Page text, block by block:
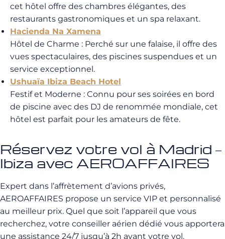
cet hôtel offre des chambres élégantes, des
restaurants gastronomiques et un spa relaxant.
Hacienda Na Xamena
Hôtel de Charme : Perché sur une falaise, il offre des
vues spectaculaires, des piscines suspendues et un
service exceptionnel.
Ushuaïa Ibiza Beach Hotel
Festif et Moderne : Connu pour ses soirées en bord
de piscine avec des DJ de renommée mondiale, cet
hôtel est parfait pour les amateurs de fête.
Réservez votre vol à Madrid –
Ibiza avec AEROAFFAIRES
Expert dans l’affrètement d’avions privés,
AEROAFFAIRES propose un service VIP et personnalisé
au meilleur prix. Quel que soit l’appareil que vous
recherchez, votre conseiller aérien dédié vous apportera
une assistance 24/7 jusqu’à 2h avant votre vol.